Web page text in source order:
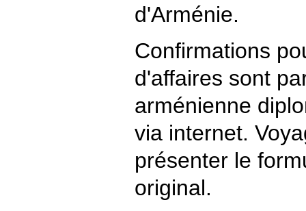
d'Arménie.
Confirmations
d'affaires sont
arménienne
via internet.
présenter le
original.